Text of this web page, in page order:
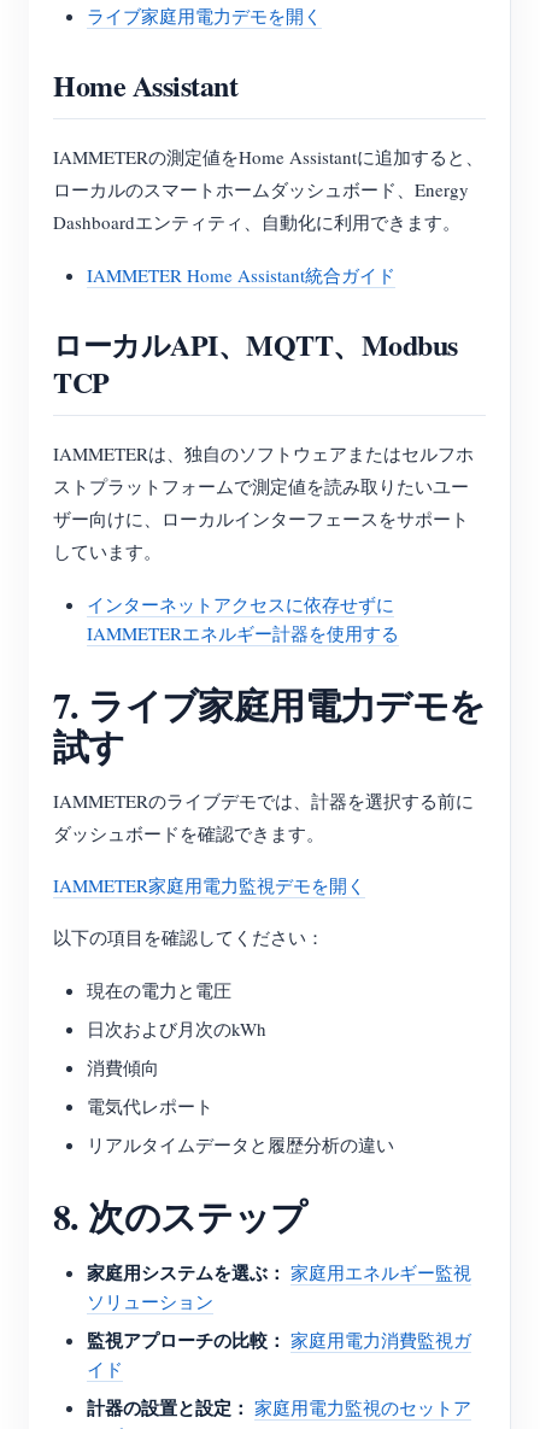
ライブ家庭用電力デモを開く
Home Assistant
IAMMETERの測定値をHome Assistantに追加すると、
ローカルのスマートホームダッシュボード、Energy
Dashboardエンティティ、自動化に利用できます。
IAMMETER Home Assistant統合ガイド
ローカルAPI、MQTT、Modbus
TCP
IAMMETERは、独自のソフトウェアまたはセルフホ
ストプラットフォームで測定値を読み取りたいユー
ザー向けに、ローカルインターフェースをサポート
しています。
インターネットアクセスに依存せずに
IAMMETERエネルギー計器を使用する
7. ライブ家庭用電力デモを
試す
IAMMETERのライブデモでは、計器を選択する前に
ダッシュボードを確認できます。
IAMMETER家庭用電力監視デモを開く
以下の項目を確認してください：
現在の電力と電圧
日次および月次のkWh
消費傾向
電気代レポート
リアルタイムデータと履歴分析の違い
8. 次のステップ
家庭用システムを選ぶ： 家庭用エネルギー監視
ソリューション
監視アプローチの比較： 家庭用電力消費監視ガ
イド
計器の設置と設定： 家庭用電力監視のセットア